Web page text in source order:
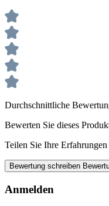
Durchschnittliche
Bewerten Sie dieses
Teilen Sie Ihre
Bewertung schreiben
Anmelden